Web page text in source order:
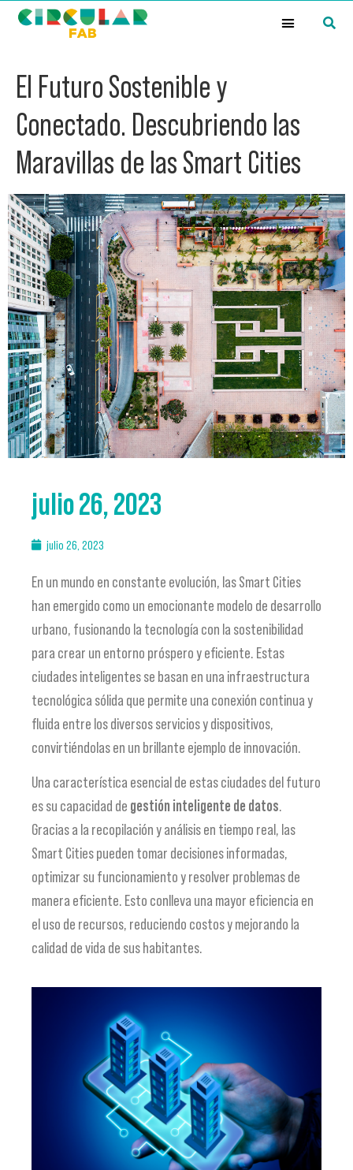
El Futuro Sostenible y
Conectado. Descubriendo las
Maravillas de las Smart Cities
julio 26, 2023
julio 26, 2023
En un mundo en constante evolución, las Smart Cities
han emergido como un emocionante modelo de desarrollo
urbano, fusionando la tecnología con la sostenibilidad
para crear un entorno próspero y eficiente. Estas
ciudades inteligentes se basan en una infraestructura
tecnológica sólida que permite una conexión continua y
fluida entre los diversos servicios y dispositivos,
convirtiéndolas en un brillante ejemplo de innovación.
Una característica esencial de estas ciudades del futuro
es su capacidad de gestión inteligente de datos.
Gracias a la recopilación y análisis en tiempo real, las
Smart Cities pueden tomar decisiones informadas,
optimizar su funcionamiento y resolver problemas de
manera eficiente. Esto conlleva una mayor eficiencia en
el uso de recursos, reduciendo costos y mejorando la
calidad de vida de sus habitantes.